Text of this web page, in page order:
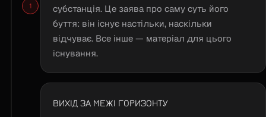
субстанція. Це заява про саму суть його
буття: він існує настільки, наскільки
відчуває. Все інше — матеріал для цього
існування.
ВИХІД ЗА МЕЖІ ГОРИЗОНТУ